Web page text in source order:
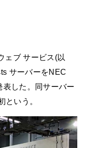
ェブ サービス(以
サーバーをNEC
した。同サーバー
という。